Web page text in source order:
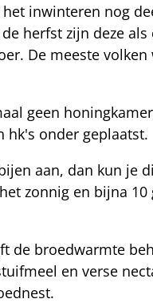
inwinteren nog
herfst zijn deze
De meeste
geen
hk's onder geplaatst.
aan, dan kun je
zonnig en bijna
broedwarmte
en verse